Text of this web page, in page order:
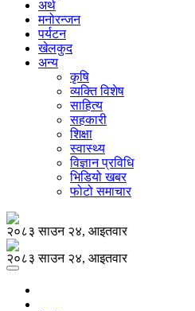
अर्थ
मनोरन्जन
पर्यटन
खेलकुद
अन्य
कृषि
व्यक्ति विशेष
साहित्य
सहकारी
शिक्षा
स्वास्थ्य
विज्ञान प्रविधि
भिडियो खबर
फोटो समाचार
२०८३ साउन २४, आइतवार
२०८३ साउन २४, आइतवार